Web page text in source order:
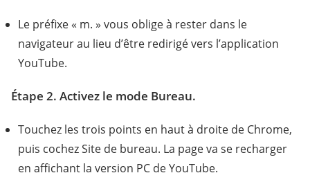
Le préfixe « m. » vous oblige à rester dans le
navigateur au lieu d’être redirigé vers l’application
YouTube.
Étape 2. Activez le mode Bureau.
Touchez les trois points en haut à droite de Chrome,
puis cochez Site de bureau. La page va se recharger
en affichant la version PC de YouTube.